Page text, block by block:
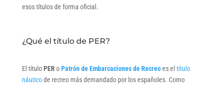
esos títulos de forma oficial.
¿Qué el título de PER?
El títuloPER oPatrón de Embarcaciones de Recreoes el título
náuticode recreo más demandado por los españoles. Como